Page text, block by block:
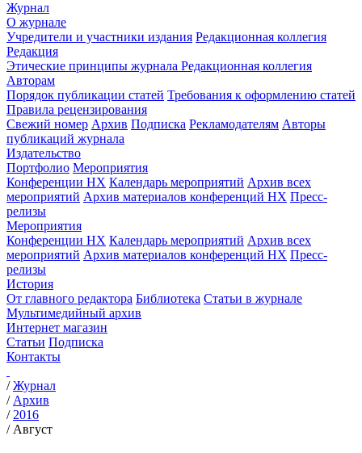
Журнал
О журнале
Учредители и участники издания Редакционная коллегия
Редакция
Этические принципы журнала Редакционная коллегия
Авторам
Порядок публикации статей Требования к оформлению статей
Правила рецензирования
Свежий номер Архив Подписка Рекламодателям Авторы
публикаций журнала
Издательство
Портфолио Мероприятия
Конференции НХ Календарь мероприятий Архив всех
мероприятий Архив материалов конференций НХ Пресс-
релизы
Мероприятия
Конференции НХ Календарь мероприятий Архив всех
мероприятий Архив материалов конференций НХ Пресс-
релизы
История
От главного редактора Библиотека Статьи в журнале
Мультимедийный архив
Интернет магазин
Статьи Подписка
Контакты
/Журнал
/ Архив
/ 2016
/ Август